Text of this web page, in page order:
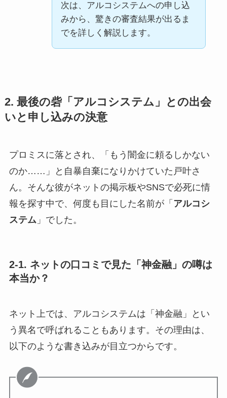
次は、アルコシステムへの申し込
みから、驚きの審査結果が出るま
でを詳しく解説します。
2. 最後の砦「アルコシステム」との出会
いと申し込みの決意
プロミスに落とされ、「もう闇金に頼るしかない
のか……」と自暴自棄になりかけていた戸叶さ
ん。そんな彼がネットの掲示板やSNSで必死に情
報を探す中で、何度も目にした名前が「 アルコシ
ステム」でした。
2-1. ネットの口コミで見た「神金融」の噂は
本当か？
ネット上では、アルコシステムは「神金融」とい
う異名で呼ばれることもあります。その理由は、
以下のような書き込みが目立つからです。